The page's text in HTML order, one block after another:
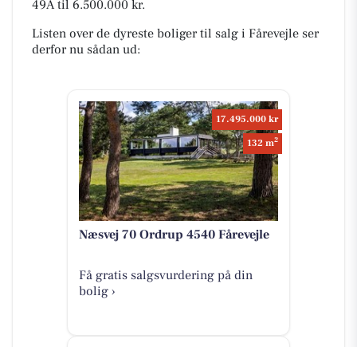
49A til 6.500.000 kr.
Listen over de dyreste boliger til salg i Fårevejle ser
derfor nu sådan ud:
17.495.000 kr
132 m2
Næsvej 70 Ordrup 4540 Fårevejle
Få gratis salgsvurdering på din
bolig ›